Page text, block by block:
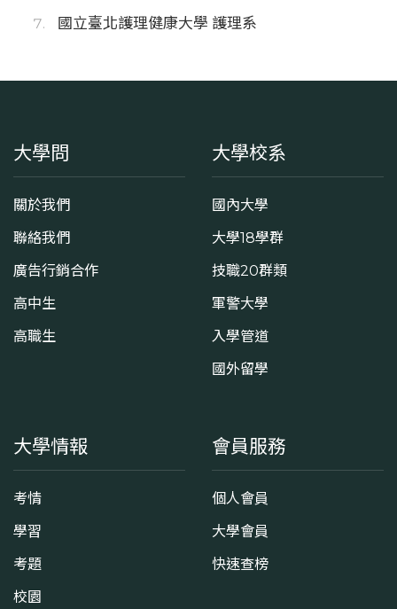
國立臺北護理健康大學 護理系
大學問
關於我們
聯絡我們
廣告行銷合作
高中生
高職生
大學校系
國內大學
大學18學群
技職20群類
軍警大學
入學管道
國外留學
大學情報
考情
學習
考題
校園
會員服務
個人會員
大學會員
快速查榜